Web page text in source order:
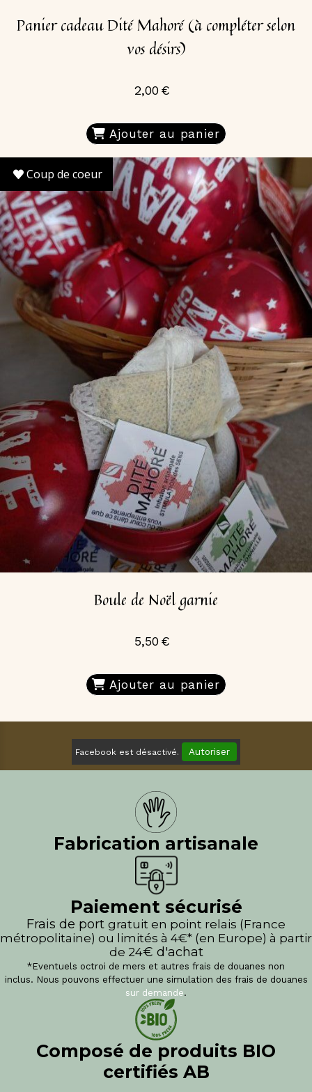
Panier cadeau Dité Mahoré (à compléter selon
vos désirs)
2,00€
Ajouter au panier
Coup de coeur
Boule de Noël garnie
5,50€
Ajouter au panier
Facebook est désactivé. Autoriser
Fabrication artisanale
Paiement sécurisé
Frais de port gratuit en point relais (France
métropolitaine) ou limités à 4€* (en Europe) à partir
de 24€ d'achat
*Eventuels octroi de mers et autres frais de douanes non
inclus. Nous pouvons effectuer une simulation des frais de douanes
sur demande.
Composé de produits BIO
certifiés AB